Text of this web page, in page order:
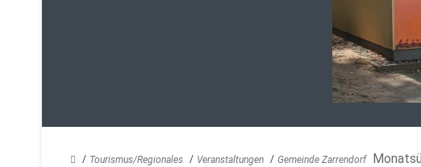
Tourismus/Regionales Veranstaltungen Gemeinde Zarrendorf